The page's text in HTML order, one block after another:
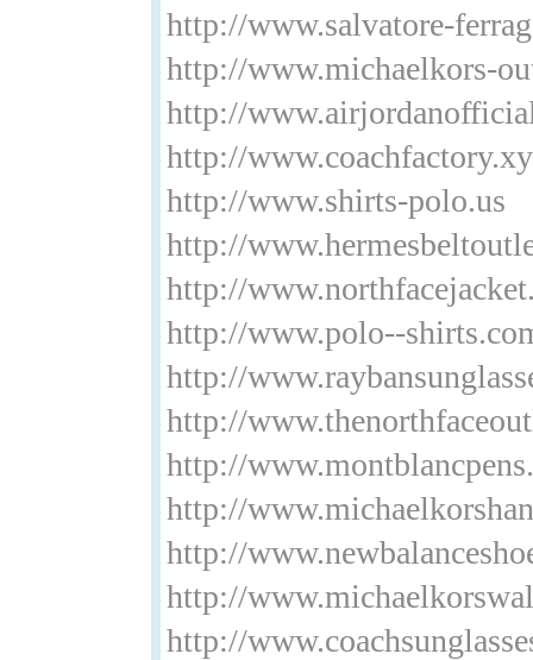
http://www.salvatore-
http://www.michaelkors-
http://
http://
http://www.shirts-polo.us
http://
http://
http://www.polo--
http://
http://
http://
http://
http://
http://
http://